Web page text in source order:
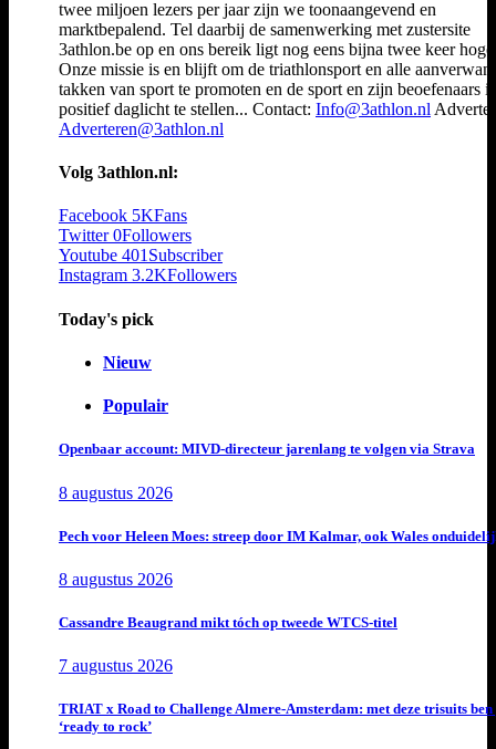
twee miljoen lezers per jaar zijn we toonaangevend en
marktbepalend. Tel daarbij de samenwerking met zustersite
3athlon.be op en ons bereik ligt nog eens bijna twee keer
Onze missie is en blijft om de triathlonsport en alle
takken van sport te promoten en de sport en zijn beoefenaars
positief daglicht te stellen... Contact: Info@3athlon.nl
Adverteren@3athlon.nl
Volg 3athlon.nl:
Facebook 5KFans
Twitter 0Followers
Youtube 401Subscriber
Instagram 3.2KFollowers
Today's pick
Nieuw
Populair
Openbaar account: MIVD-directeur jarenlang te volgen via Strava
8 augustus 2026
Pech voor Heleen Moes: streep door IM Kalmar, ook Wales
8 augustus 2026
Cassandre Beaugrand mikt tóch op tweede WTCS-titel
7 augustus 2026
TRIAT x Road to Challenge Almere-Amsterdam: met deze trisuits ben
‘ready to rock’